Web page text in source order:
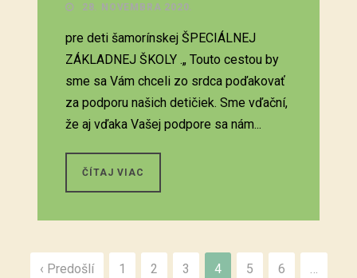
28. NOVEMBRA 2020.
pre deti šamorínskej ŠPECIÁLNEJ
ZÁKLADNEJ ŠKOLY .„ Touto cestou by
sme sa Vám chceli zo srdca poďakovať
za podporu našich detičiek. Sme vďační,
že aj vďaka Vašej podpore sa nám...
ČÍTAJ VIAC
‹ Predošlí 1 2 3 4 5 6 …